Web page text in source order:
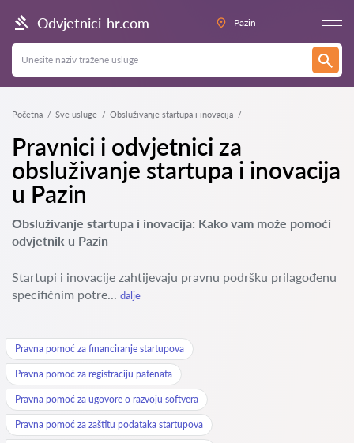
Odvjetnici-hr.com Pazin
Početna Sve usluge Obsluživanje startupa i inovacija
Pravnici i odvjetnici za
obsluživanje startupa i inovacija
u Pazin
Obsluživanje startupa i inovacija: Kako vam može pomoći
odvjetnik u Pazin
Startupi i inovacije zahtijevaju pravnu podršku prilagođenu
specifičnim potre... dalje
Pravna pomoć za financiranje startupova
Pravna pomoć za registraciju patenata
Pravna pomoć za ugovore o razvoju softvera
Pravna pomoć za zaštitu podataka startupova